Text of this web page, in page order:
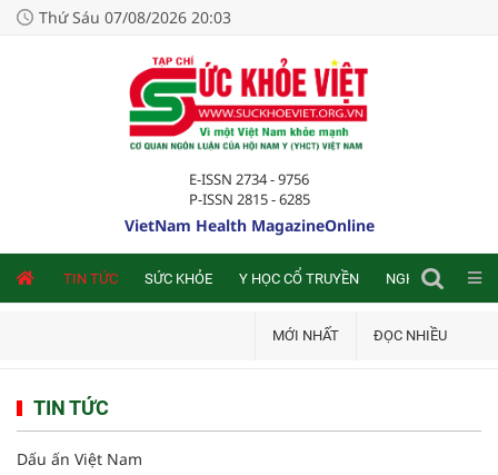
Thứ Sáu 07/08/2026 20:03
E-ISSN 2734 - 9756
P-ISSN 2815 - 6285
VietNam Health MagazineOnline
TIN TỨC SỨC KHỎE Y HỌC CỔ TRUYỀN NGHIÊN CỨU
MỚI NHẤT ĐỌC NHIỀU
TIN TỨC
Dấu ấn Việt Nam